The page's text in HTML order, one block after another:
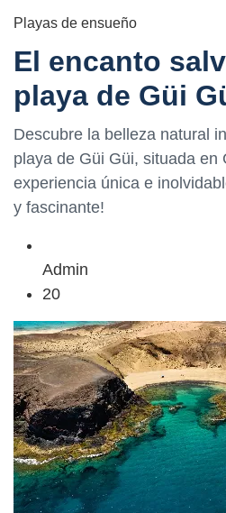
Playas de ensueño
El encanto
playa de Güi
Descubre la belleza natural
playa de Güi Güi, situada en
experiencia única e
y fascinante!
Admin
20